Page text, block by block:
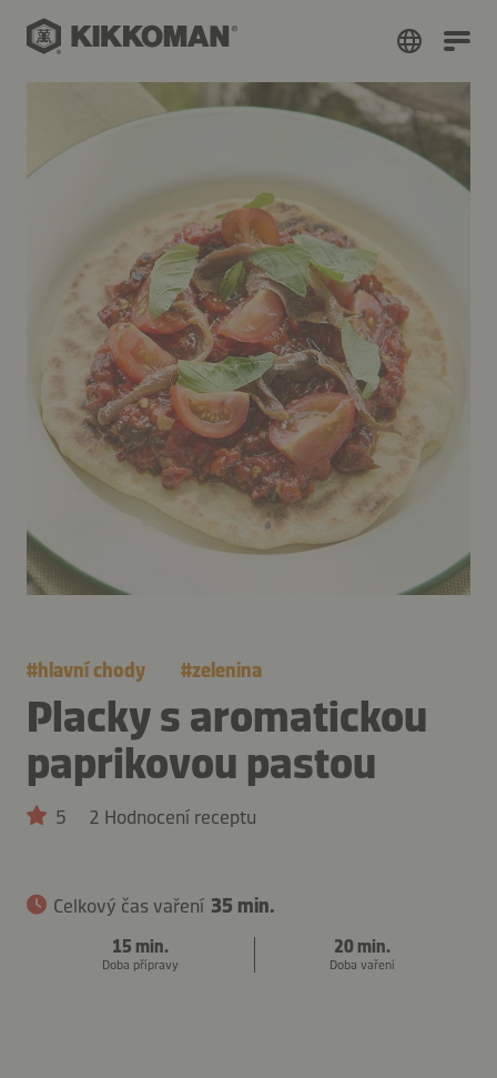
#hlavní chody #zelenina
Placky s aromatickou
paprikovou pastou
5 2 Hodnocení receptu
Celkový čas vaření 35 min.
15 min.
Doba přípravy
20 min.
Doba vaření